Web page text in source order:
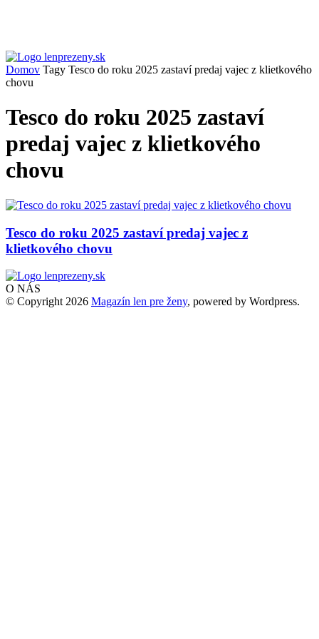
Domov Tagy Tesco do roku 2025 zastaví predaj vajec z klietkového
chovu
Tesco do roku 2025 zastaví
predaj vajec z klietkového
chovu
Tesco do roku 2025 zastaví predaj vajec z
klietkového chovu
O NÁS
© Copyright 2026 Magazín len pre ženy, powered by Wordpress.